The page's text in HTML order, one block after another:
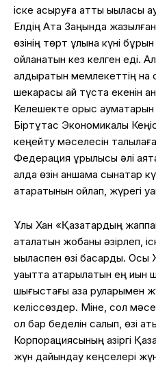
іске асыруға қатты
Елдің Ата Заңында
өзінің төрт ұлына күні
ойланатын кез келген еді.
қалдыратын мемлекеттің нақ
шекарасы қай түста екенін
Келешекте орыс аумақтарын
Біртұтас Экономикалық
кеңейту мәселесін
Федерация құрылысы әлі
алда өзін қаншама сынақтар
атқаратынын ойлап, жүрегі
Ұлы Хан «Қазақтардың
аталатын жобаны әзірлеп,
ықыласпен өзі басқарды.
уақытта атқарылатын ең
шығыстағы қазақ руларымен
келіссөздер. Міне, сол
ол бар беделін салып, өзі
Корпорациясының қазіргі
жүн дайындау кеңселері